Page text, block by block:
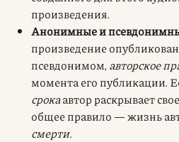
произведения.
Анонимные и
произведение
псевдонимом, авторское
момента его публикации.
срокаавтор раскрывает
общее правило — жизнь
смерти.